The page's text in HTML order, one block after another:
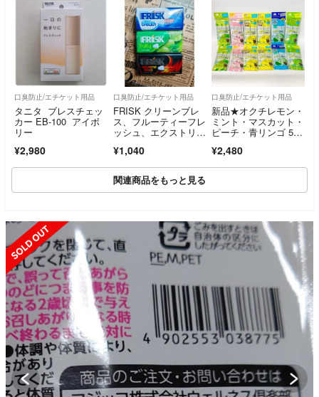
口臭防止/エチケット用品
タニタ ブレスチェッ
カー EB-100 アイボ
リー
¥2,980
口臭防止/エチケット用品
FRISK クリーンブレ
ス、フルーティーフレ
ッシュ、エクストリー
¥1,040
口臭防止/エチケット用品
新品★オクチレモン・
ミント・マスカット・
ピーチ・青リンゴ 5
¥2,480
関連商品をもっと見る
SOLD OUT